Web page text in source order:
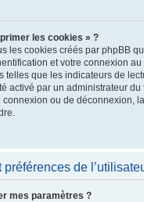
les cookies » ?
les cookies créés par phpBB
et votre connexion
telles que les indicateurs de
activé par un administrateur
connexion ou de déconnexion,
préférences de
mes paramètres ?